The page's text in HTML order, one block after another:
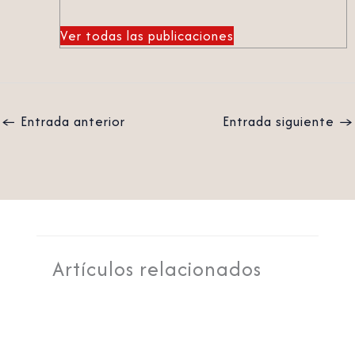
Ver todas las publicaciones
← Entrada anterior Entrada siguiente →
Artículos relacionados